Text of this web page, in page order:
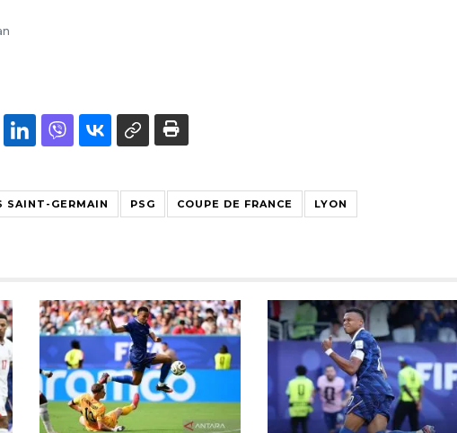
SAINT-GERMAIN PSG COUPE DE FRANCE LYON
Penyelesaian pembentukan
Kopdes Merah Putih di
Sumbar
05 August 2026 10:33 WIB